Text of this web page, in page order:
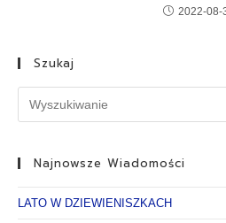
2022-08-
Szukaj
Najnowsze Wiadomości
LATO W DZIEWIENISZKACH